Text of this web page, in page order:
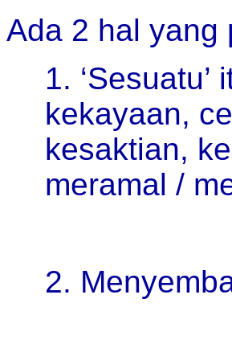
Ada 2 hal yang
1.
kekayaan,
kesaktian,
meramal /
2.